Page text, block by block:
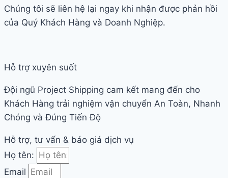
Chúng tôi sẽ liên hệ lại ngay khi nhận được phản hồi
của Quý Khách Hàng và Doanh Nghiệp.
Hỗ trợ xuyên suốt
Đội ngũ Project Shipping cam kết mang đến cho
Khách Hàng trải nghiệm vận chuyển An Toàn, Nhanh
Chóng và Đúng Tiến Độ
Hỗ trợ, tư vấn & báo giá dịch vụ
Họ tên:
Email